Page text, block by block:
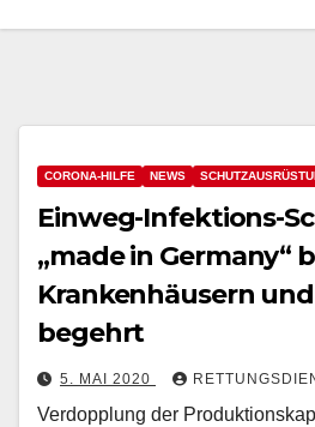
CORONA-HILFE NEWS
Einweg-Infektions-
„made in Germany“
Krankenhäusern
begehrt
5. MAI 2020
Verdopplung der